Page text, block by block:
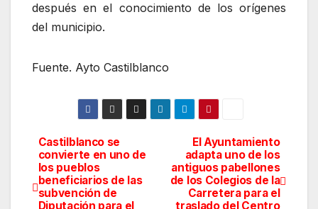
después en el conocimiento de los orígenes
del municipio.
Fuente. Ayto Castilblanco
Navegación
de
El Ayuntamiento
adapta uno de los
antiguos pabellones
de los Colegios de la
Carretera para el
traslado del Centro
Castilblanco se
convierte en uno de
los pueblos
beneficiarios de las
subvención de
Diputación para el